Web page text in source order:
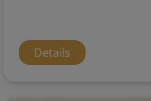
Details